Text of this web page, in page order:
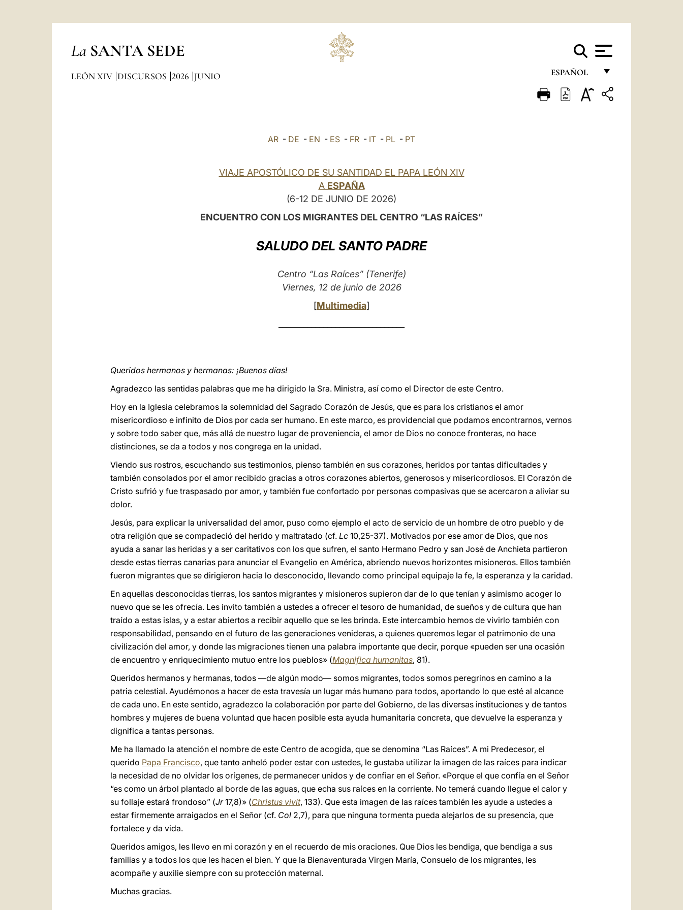
La SANTA SEDE
ESPAÑOL
FRANÇAIS
LEÓN XIV DISCURSOS 2026 JUNIO
AR - DE - EN - ES - FR - IT - PL - PT
VIAJE APOSTÓLICO DE SU SANTIDAD EL PAPA LEÓN XIV
A ESPAÑA
(6-12 DE JUNIO DE 2026)
ENCUENTRO CON LOS MIGRANTES DEL CENTRO “LAS RAÍCES”
SALUDO DEL SANTO PADRE
Centro “Las Raíces” (Tenerife)
Viernes, 12 de junio de 2026
[Multimedia]
Queridos hermanos y hermanas: ¡Buenos días!
Agradezco las sentidas palabras que me ha dirigido la Sra. Ministra, así como el Director de este Centro.
Hoy en la Iglesia celebramos la solemnidad del Sagrado Corazón de Jesús, que es para los cristianos el amor
misericordioso e infinito de Dios por cada ser humano. En este marco, es providencial que podamos encontrarnos, vernos
y sobre todo saber que, más allá de nuestro lugar de proveniencia, el amor de Dios no conoce fronteras, no hace
distinciones, se da a todos y nos congrega en la unidad.
Viendo sus rostros, escuchando sus testimonios, pienso también en sus corazones, heridos por tantas dificultades y
también consolados por el amor recibido gracias a otros corazones abiertos, generosos y misericordiosos. El Corazón de
Cristo sufrió y fue traspasado por amor, y también fue confortado por personas compasivas que se acercaron a aliviar su
dolor.
Jesús, para explicar la universalidad del amor, puso como ejemplo el acto de servicio de un hombre de otro pueblo y de
otra religión que se compadeció del herido y maltratado (cf. Lc 10,25-37). Motivados por ese amor de Dios, que nos
ayuda a sanar las heridas y a ser caritativos con los que sufren, el santo Hermano Pedro y san José de Anchieta partieron
desde estas tierras canarias para anunciar el Evangelio en América, abriendo nuevos horizontes misioneros. Ellos también
fueron migrantes que se dirigieron hacia lo desconocido, llevando como principal equipaje la fe, la esperanza y la caridad.
En aquellas desconocidas tierras, los santos migrantes y misioneros supieron dar de lo que tenían y asimismo acoger lo
nuevo que se les ofrecía. Les invito también a ustedes a ofrecer el tesoro de humanidad, de sueños y de cultura que han
traído a estas islas, y a estar abiertos a recibir aquello que se les brinda. Este intercambio hemos de vivirlo también con
responsabilidad, pensando en el futuro de las generaciones venideras, a quienes queremos legar el patrimonio de una
civilización del amor, y donde las migraciones tienen una palabra importante que decir, porque «pueden ser una ocasión
de encuentro y enriquecimiento mutuo entre los pueblos» (Magnifica humanitas, 81).
Queridos hermanos y hermanas, todos —de algún modo— somos migrantes, todos somos peregrinos en camino a la
patria celestial. Ayudémonos a hacer de esta travesía un lugar más humano para todos, aportando lo que esté al alcance
de cada uno. En este sentido, agradezco la colaboración por parte del Gobierno, de las diversas instituciones y de tantos
hombres y mujeres de buena voluntad que hacen posible esta ayuda humanitaria concreta, que devuelve la esperanza y
dignifica a tantas personas.
Me ha llamado la atención el nombre de este Centro de acogida, que se denomina “Las Raíces”. A mi Predecesor, el
querido Papa Francisco, que tanto anheló poder estar con ustedes, le gustaba utilizar la imagen de las raíces para indicar
la necesidad de no olvidar los orígenes, de permanecer unidos y de confiar en el Señor. «Porque el que confía en el Señor
“es como un árbol plantado al borde de las aguas, que echa sus raíces en la corriente. No temerá cuando llegue el calor y
su follaje estará frondoso” (Jr17,8)» (Christus vivit, 133). Que esta imagen de las raíces también les ayude a ustedes a
estar firmemente arraigados en el Señor (cf. Col 2,7), para que ninguna tormenta pueda alejarlos de su presencia, que
fortalece y da vida.
Queridos amigos, les llevo en mi corazón y en el recuerdo de mis oraciones. Que Dios les bendiga, que bendiga a sus
familias y a todos los que les hacen el bien. Y que la Bienaventurada Virgen María, Consuelo de los migrantes, les
acompañe y auxilie siempre con su protección maternal.
Muchas gracias.